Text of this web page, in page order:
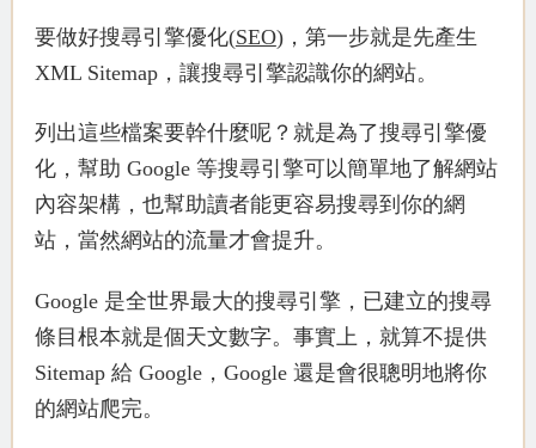
要做好搜尋引擎優化(SEO)，第一步就是先產生
XML Sitemap，讓搜尋引擎認識你的網站。
列出這些檔案要幹什麼呢？就是為了搜尋引擎優
化，幫助 Google 等搜尋引擎可以簡單地了解網站
內容架構，也幫助讀者能更容易搜尋到你的網
站，當然網站的流量才會提升。
Google 是全世界最大的搜尋引擎，已建立的搜尋
條目根本就是個天文數字。事實上，就算不提供
Sitemap 給 Google，Google 還是會很聰明地將你
的網站爬完。